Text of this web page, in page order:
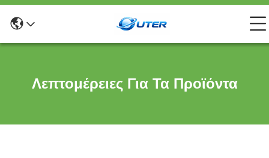
Λεπτομέρειες Για Τα Προϊόντα